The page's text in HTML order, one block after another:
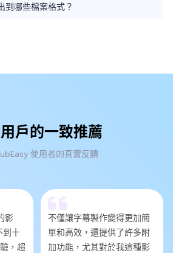
到哪些檔案格式？
戶的一致推薦
使用者的真實反饋
影
到十
，超
不僅讓字幕製作變得更加簡
單和高效，還提供了許多附
加功能，尤其對於我這種影